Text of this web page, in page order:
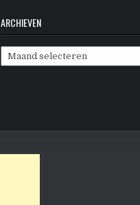
ARCHIEVEN
Archieven